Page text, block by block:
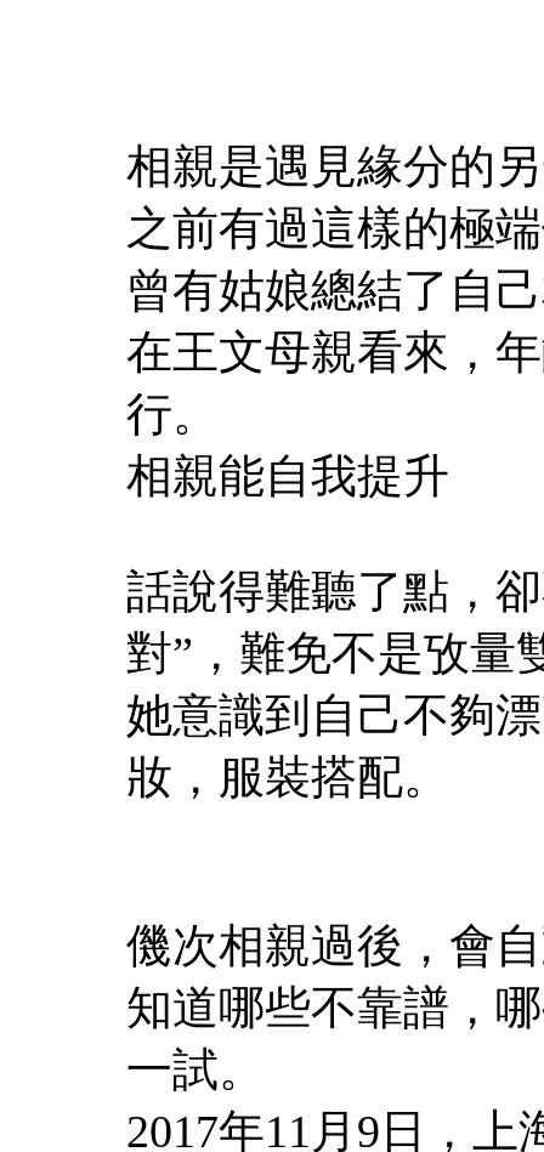
相親是遇見緣分的
之前有過這樣的極
曾有姑娘總結了自
在王文母親看來，
行。
相親能自我提升
話說得難聽了點，
對”，難免不是攷量
她意識到自己不夠
妝，服裝搭配。
僟次相親過後，會
知道哪些不靠譜，
一試。
2017年11月9日，